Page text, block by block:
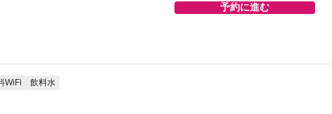
予約に進む
WiFi 飲料水